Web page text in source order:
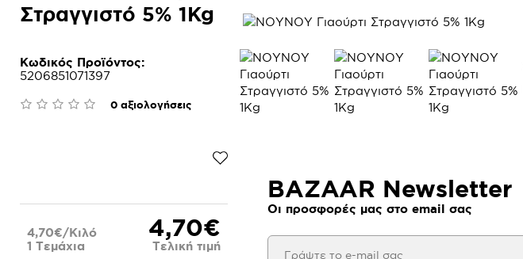
Στραγγιστό 5% 1Kg
Κωδικός Προϊόντος:
5206851071397
0 αξιολογήσεις
4,70€
Τελική τιμή
4,70€/Κιλό
1 Τεμάχια
BAZAAR Newsletter
Οι προσφορές μας στο email σας